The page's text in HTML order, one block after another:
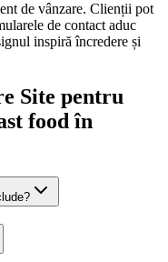
de vânzare. Clienții pot
de contact aduc
inspiră încredere și
Site pentru
food în